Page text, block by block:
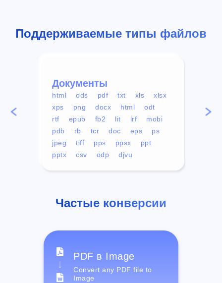
Поддерживаемые типы файлов
Документы
html ods pdf txt xls
xlsx
xps
png docx html
odt
rtf
epub fb2 lit lrf
mobi
pdb
rb tcr doc eps
ps
jpeg
tiff pps ppsx
ppt
pptx
csv odp djvu
mp4
Частые конверсии
PDF в Image
Convert any PDF file to
Image